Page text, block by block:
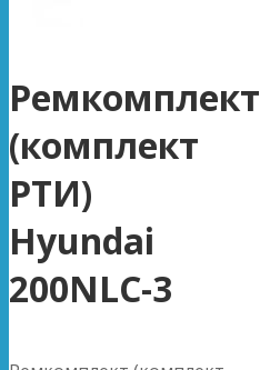
Ремкомплект
(комплект
РТИ)
Hyundai
200NLC-3